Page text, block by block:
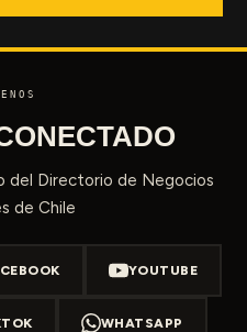
del Directorio de Negocios
de Chile
YOUTUBE
WHATSAPP